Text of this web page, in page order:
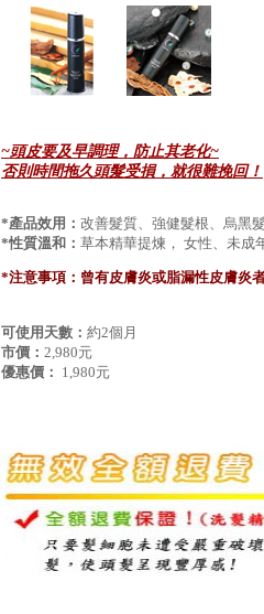
~頭皮要及早調理，防止其老化~
否則時間拖久頭髮受損，就很難挽回！
*產品效用： 改善髮質、強健髮根、烏黑
*性質溫和： 草本精華提煉， 女性、未成
*注意事項：曾有皮膚炎或脂漏性皮膚炎
可使用天數： 約2個月
市價： 2,980元
優惠價： 1,980元